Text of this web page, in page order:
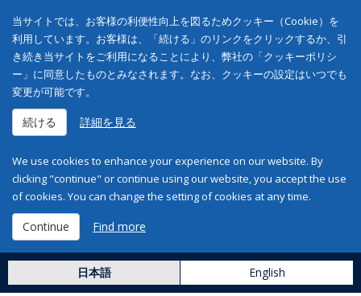
当サイトでは、お客様の利便性向上を図るためクッキー（Cookie）を
利用しています。お客様は、「続ける」のリンクをクリックするか、引
き続き当サイトをご利用になることにより、弊社の「クッキーポリシ
ー」に同意したものとみなされます。なお、クッキーの設定はいつでも
変更が可能です。
続ける 詳細を見る
We use cookies to enhance your experience on our website. By
clicking "continue" or continue using our website, you accept the use
of cookies. You can change the setting of cookies at any time.
Continue Find more
日本語 English